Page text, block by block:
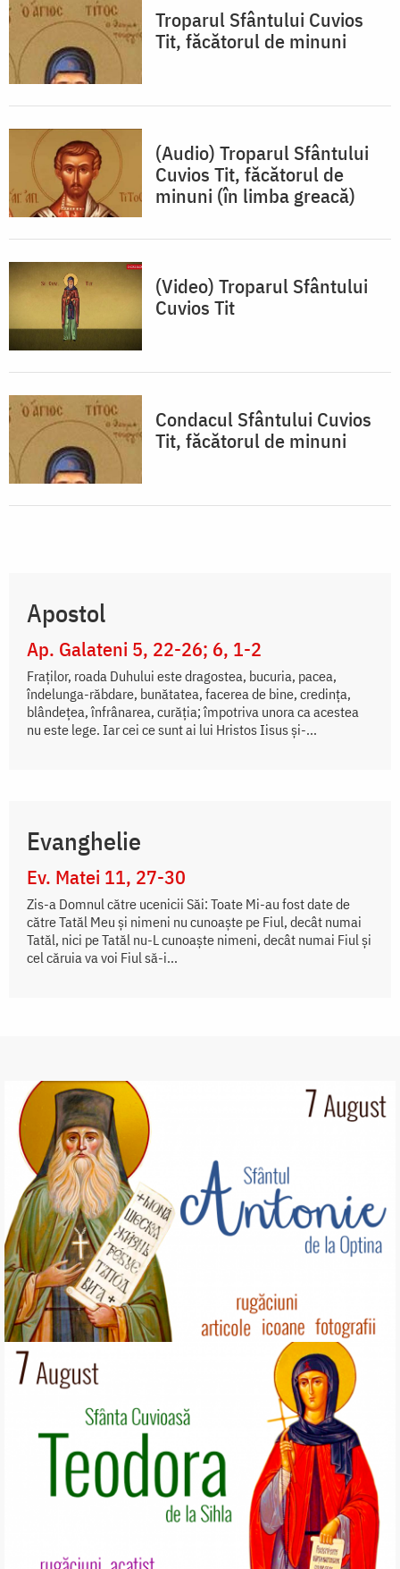
Troparul Sfântului Cuvios
Tit, făcătorul de minuni
(Audio) Troparul Sfântului
Cuvios Tit, făcătorul de
minuni (în limba greacă)
(Video) Troparul Sfântului
Cuvios Tit
Condacul Sfântului Cuvios
Tit, făcătorul de minuni
Apostol
Ap. Galateni 5, 22-26; 6, 1-2
Fraților, roada Duhului este dragostea, bucuria, pacea,
îndelunga-răbdare, bunătatea, facerea de bine, credința,
blândețea, înfrânarea, curăția; împotriva unora ca acestea
nu este lege. Iar cei ce sunt ai lui Hristos Iisus și-...
Evanghelie
Ev. Matei 11, 27-30
Zis-a Domnul către ucenicii Săi: Toate Mi-au fost date de
către Tatăl Meu și nimeni nu cunoaște pe Fiul, decât numai
Tatăl, nici pe Tatăl nu-L cunoaște nimeni, decât numai Fiul și
cel căruia va voi Fiul să-i...